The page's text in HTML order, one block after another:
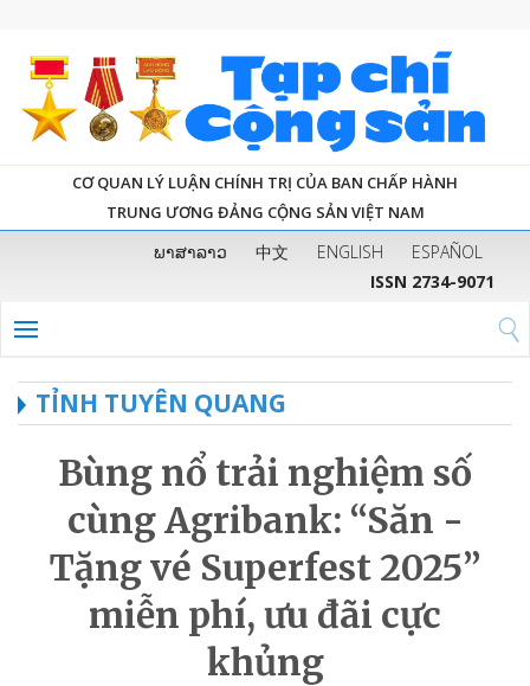
CƠ QUAN LÝ LUẬN CHÍNH TRỊ CỦA BAN CHẤP HÀNH
TRUNG ƯƠNG ĐẢNG CỘNG SẢN VIỆT NAM
ພາສາລາວ 中文 ENGLISH
ESPAÑOL
ISSN 2734-9071
TỈNH TUYÊN QUANG
Bùng nổ trải nghiệm số
cùng Agribank: “Săn -
Tặng vé Superfest 2025”
miễn phí, ưu đãi cực
khủng